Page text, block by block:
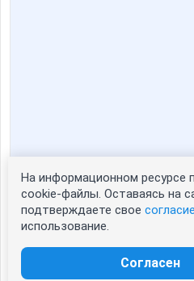
Статистика портрета:
сейчас просматривают портрет - 0
зарегистрированные пользователи
На информационном ресурсе
cookie-файлы. Оставаясь на
подтверждаете свое согласие
использование.
Согласен